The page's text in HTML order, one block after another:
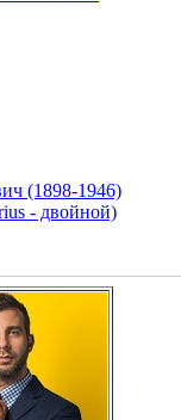
(1898-1946)
- двойной)